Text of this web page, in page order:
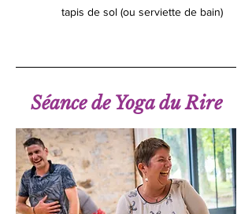
tapis de sol (ou serviette de bain)
Séance de Yoga du Rire